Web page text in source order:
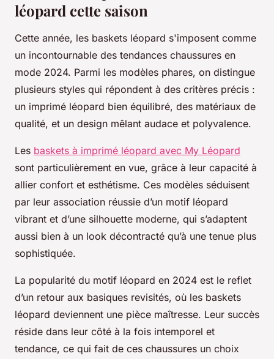
léopard cette saison
Cette année, les baskets léopard s'imposent comme
un incontournable des tendances chaussures en
mode 2024. Parmi les modèles phares, on distingue
plusieurs styles qui répondent à des critères précis :
un imprimé léopard bien équilibré, des matériaux de
qualité, et un design mêlant audace et polyvalence.
Les baskets à imprimé léopard avec My Léopard
sont particulièrement en vue, grâce à leur capacité à
allier confort et esthétisme. Ces modèles séduisent
par leur association réussie d’un motif léopard
vibrant et d’une silhouette moderne, qui s’adaptent
aussi bien à un look décontracté qu’à une tenue plus
sophistiquée.
La popularité du motif léopard en 2024 est le reflet
d’un retour aux basiques revisités, où les baskets
léopard deviennent une pièce maîtresse. Leur succès
réside dans leur côté à la fois intemporel et
tendance, ce qui fait de ces chaussures un choix